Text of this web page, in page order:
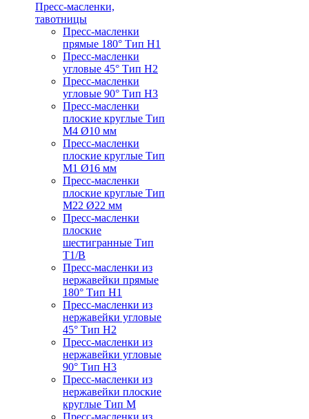
Пресс-масленки,
тавотницы
Пресс-масленки
прямые 180° Тип H1
Пресс-масленки
угловые 45° Тип H2
Пресс-масленки
угловые 90° Тип H3
Пресс-масленки
плоские круглые Тип
M4 Ø10 мм
Пресс-масленки
плоские круглые Тип
M1 Ø16 мм
Пресс-масленки
плоские круглые Тип
M22 Ø22 мм
Пресс-масленки
плоские
шестигранные Тип
T1/B
Пресс-масленки из
нержавейки прямые
180° Тип H1
Пресс-масленки из
нержавейки угловые
45° Тип H2
Пресс-масленки из
нержавейки угловые
90° Тип H3
Пресс-масленки из
нержавейки плоские
круглые Тип M
Пресс-масленки из